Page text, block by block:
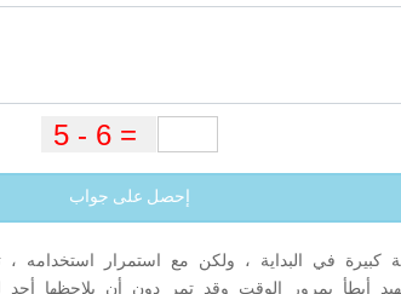
إحصل على جواب
كبيرة في البداية ، ولكن مع استمرار
أبطأ بمرور الوقت وقد تمر دون أن يلاحظها أحد